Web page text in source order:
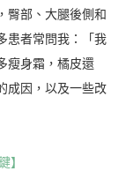
臀部、大腿後側和
患者常問我：「我
瘦身霜，橘皮還
成因，以及一些改
】